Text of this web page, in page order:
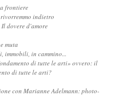
frontiere
indietro
Il dovere d'amore
muta
immobili, in cammino...
di tutte le arti» ovvero: il
di tutte le arti?
con Marianne Adelmann: photo-